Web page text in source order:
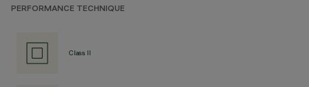
PERFORMANCE TECHNIQUE
Class II